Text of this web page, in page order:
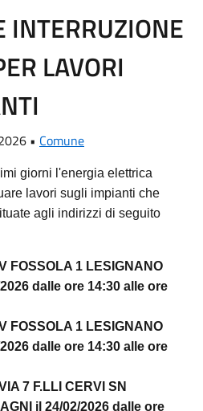
INTERRUZIONE
LAVORI
• Comune
giorni l'energia elettrica
lavori sugli impianti che
agli indirizzi di seguito
FOSSOLA 1 LESIGNANO
dalle ore 14:30 alle ore
FOSSOLA 1 LESIGNANO
dalle ore 14:30 alle ore
7 F.LLI CERVI SN
il 24/02/2026 dalle ore